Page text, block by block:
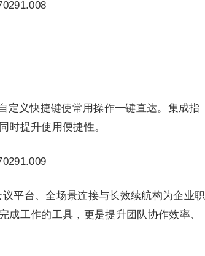
定义快捷键使常用操作一键直达。集成指
时提升使用便捷性。
平台、全场景连接与长效续航构为企业职
成工作的工具，更是提升团队协作效率、